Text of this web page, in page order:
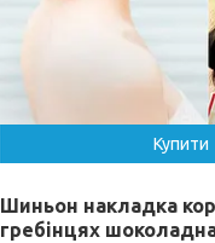
Купити
Шиньон накладка
гребінцях